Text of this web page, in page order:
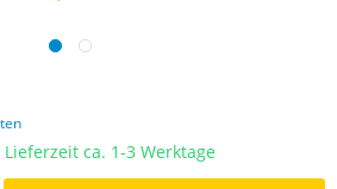
ca. 1-3 Werktage